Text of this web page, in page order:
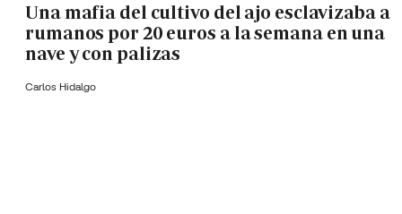
Una mafia del cultivo del ajo esclavizaba a
rumanos por 20 euros a la semana en una
nave y con palizas
Carlos Hidalgo